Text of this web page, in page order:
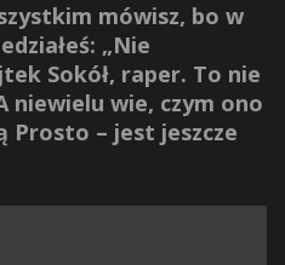
mówisz, bo w
„Nie
Sokół, raper. To nie
niewielu wie, czym ono
Prosto – jest jeszcze